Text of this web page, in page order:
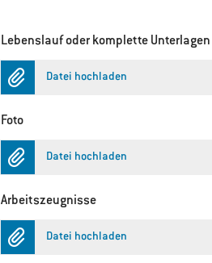
Lebenslauf oder komplette Unterlagen
Datei hochladen
Foto
Datei hochladen
Arbeitszeugnisse
Datei hochladen